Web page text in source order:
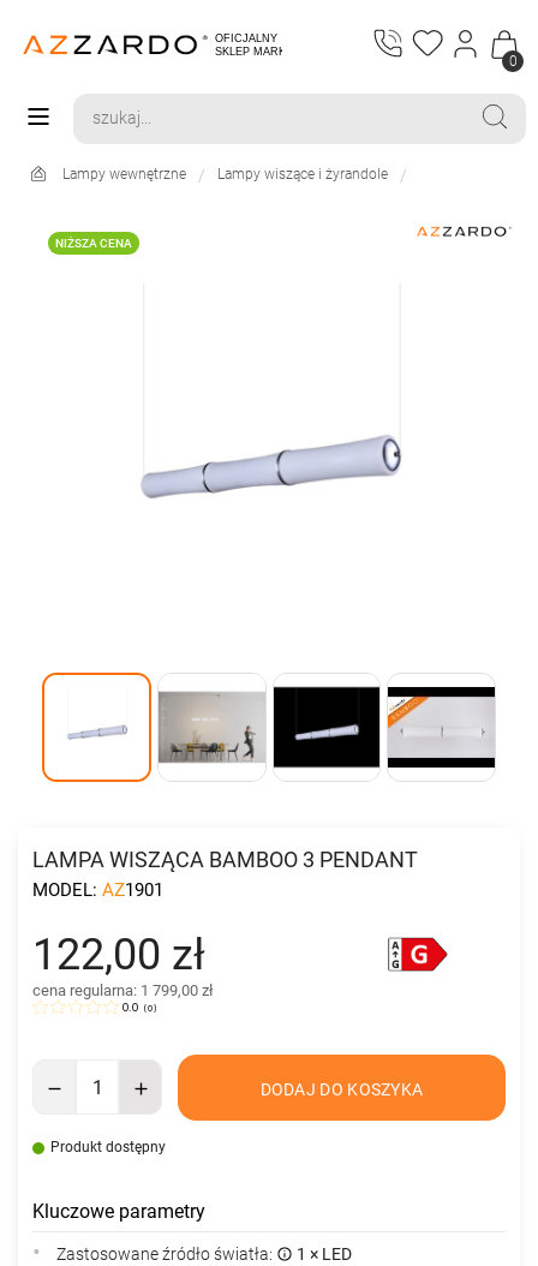
0
Lampy wewnętrzne Lampy wiszące i żyrandole
NIŻSZA CENA
LAMPA WISZĄCA BAMBOO 3 PENDANT
MODEL: AZ1901
122,00 zł
cena regularna: 1 799,00 zł
0.0 (0)
DODAJ DO KOSZYKA
Produkt dostępny
Kluczowe parametry
Zastosowane źródło światła:
1 × LED